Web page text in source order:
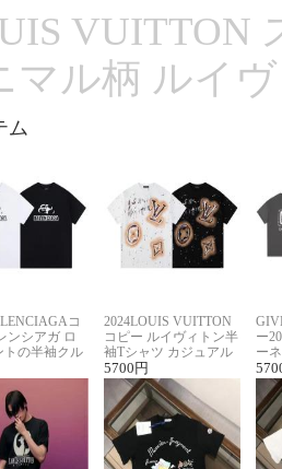
VUITTON
マル柄 ルイ
ム
コ
ンシアガ ロ
トの半袖クル
シャツ
2024LOUIS VUITTON
コピー ルイヴィトン半
袖Tシャツ カジュアル
に馴染む 2色展開
5700 円
ー
ー
ー